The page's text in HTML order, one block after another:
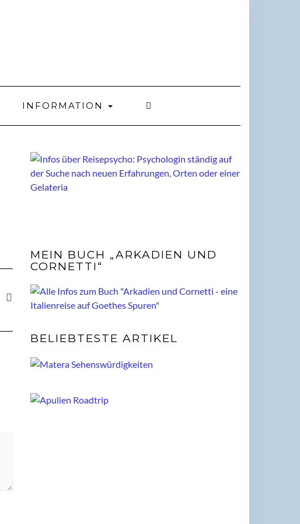
INFORMATION
MEIN BUCH „ARKADIEN UND
CORNETTI“
BELIEBTESTE ARTIKEL